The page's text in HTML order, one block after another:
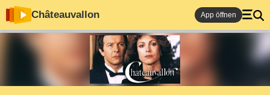
Châteauvallon App öffnen